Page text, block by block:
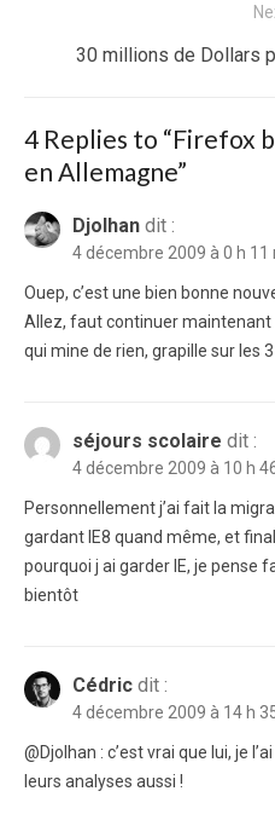
Next
30 millions de Dollars
4 Replies to “Firefox
en Allemagne”
Djolhan dit :
4 décembre 2009 à 0 h 11
Ouep, c’est une bien bonne
Allez, faut continuer maintenant
qui mine de rien, grapille sur les
séjours scolaire dit :
4 décembre 2009 à 10 h
Personnellement j’ai fait la
gardant IE8 quand même, et
pourquoi j ai garder IE, je pense
bientôt
Cédric dit :
4 décembre 2009 à 14 h
@Djolhan : c’est vrai que lui, je
leurs analyses aussi !